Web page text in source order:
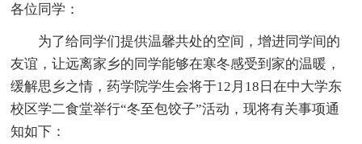
各位同学：
为了给同学们提供温馨共处的空间，增进同学间的
友谊，让远离家乡的同学能够在寒冬感受到家的温暖，
缓解思乡之情，药学院学生会将于12月18日在中大学东
校区学二食堂举行“冬至包饺子”活动，现将有关事项通
知如下：